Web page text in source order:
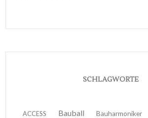
SCHLAGWORTE
ACCESS Bauball Bauharmoniker